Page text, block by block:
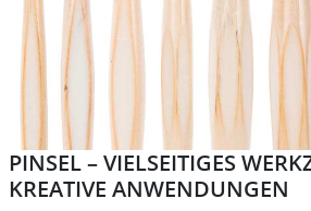
PINSEL – VIELSEITIGES
KREATIVE ANWENDUNGEN